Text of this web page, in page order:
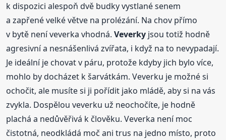
k dispozici alespoň dvě budky vystlané senem
a zapřené velké větve na prolézání. Na chov přímo
v bytě není veverka vhodná.Veverky jsou totiž hodně
agresivní a nesnášenlivá zvířata, i když na to nevypadají.
Je ideální je chovat v páru, protože kdyby jich bylo více,
mohlo by docházet k šarvátkám. Veverku je možné si
ochočit, ale musíte si ji pořídit jako mládě, aby si na vás
zvykla. Dospělou veverku už neochočíte, je hodně
plachá a nedůvěřivá k člověku. Veverka není moc
čistotná, neodkládá moč ani trus na jedno místo, proto